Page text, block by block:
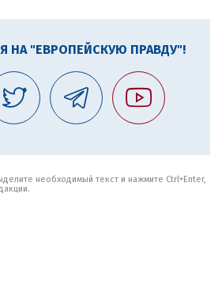
НА "ЕВРОПЕЙСКУЮ ПРАВДУ"!
необходимый текст и нажмите Ctrl+Enter,